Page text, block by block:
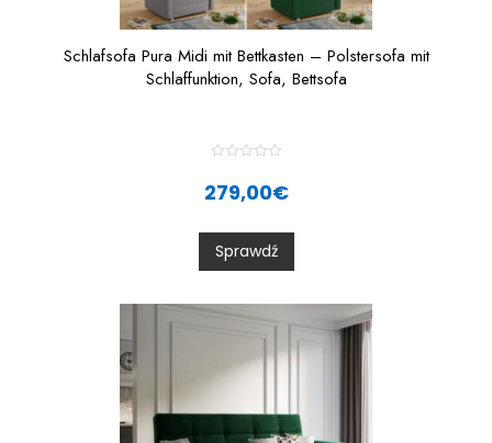
Schlafsofa Pura Midi mit Bettkasten – Polstersofa mit
Schlaffunktion, Sofa, Bettsofa
a
t
0
o
t
f
279,00€
Sprawdź